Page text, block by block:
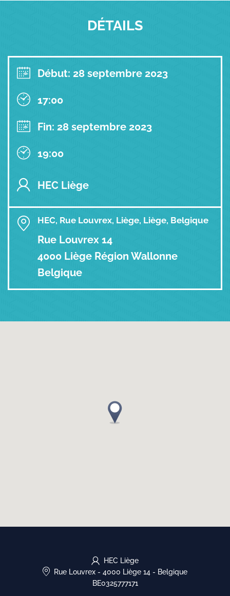
DÉTAILS
Début: 28 septembre 2023
17:00
Fin: 28 septembre 2023
19:00
HEC Liège
HEC, Rue Louvrex, Liège, Liège, Belgique
Rue Louvrex 14
4000 Liège Région Wallonne
Belgique
HEC Liège
Rue Louvrex - 4000 Liège 14 - Belgique
BE0325777171